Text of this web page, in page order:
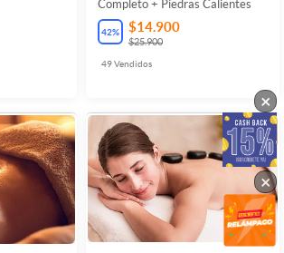
Completo + Piedras Calientes
42% $14.900
$25.900
49Vendidos
×
×